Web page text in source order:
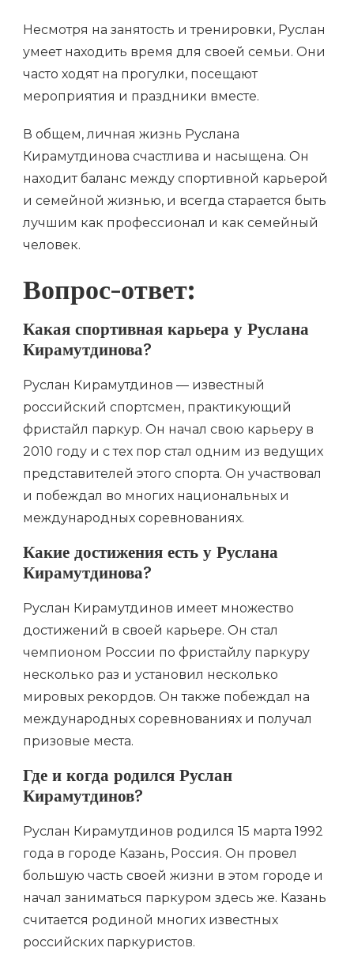
Несмотря на занятость и тренировки, Руслан
умеет находить время для своей семьи. Они
часто ходят на прогулки, посещают
мероприятия и праздники вместе.
В общем, личная жизнь Руслана
Кирамутдинова счастлива и насыщена. Он
находит баланс между спортивной карьерой
и семейной жизнью, и всегда старается быть
лучшим как профессионал и как семейный
человек.
Вопрос-ответ:
Какая спортивная карьера у Руслана
Кирамутдинова?
Руслан Кирамутдинов — известный
российский спортсмен, практикующий
фристайл паркур. Он начал свою карьеру в
2010 году и с тех пор стал одним из ведущих
представителей этого спорта. Он участвовал
и побеждал во многих национальных и
международных соревнованиях.
Какие достижения есть у Руслана
Кирамутдинова?
Руслан Кирамутдинов имеет множество
достижений в своей карьере. Он стал
чемпионом России по фристайлу паркуру
несколько раз и установил несколько
мировых рекордов. Он также побеждал на
международных соревнованиях и получал
призовые места.
Где и когда родился Руслан
Кирамутдинов?
Руслан Кирамутдинов родился 15 марта 1992
года в городе Казань, Россия. Он провел
большую часть своей жизни в этом городе и
начал заниматься паркуром здесь же. Казань
считается родиной многих известных
российских паркуристов.